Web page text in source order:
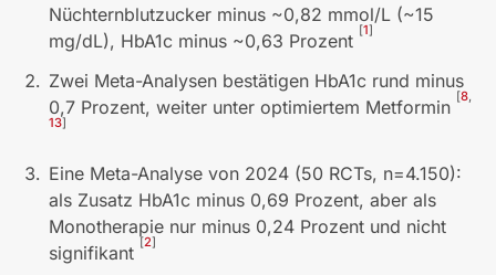
Nüchternblutzucker minus ~0,82 mmol/L (~15
mg/dL), HbA1c minus ~0,63 Prozent [1]
Zwei Meta-Analysen bestätigen HbA1c rund minus
0,7 Prozent, weiter unter optimiertem Metformin [8,
13]
Eine Meta-Analyse von 2024 (50 RCTs, n=4.150):
als Zusatz HbA1c minus 0,69 Prozent, aber als
Monotherapie nur minus 0,24 Prozent und nicht
signifikant [2]